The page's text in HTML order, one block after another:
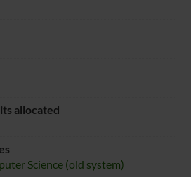
allocated
Science (old system)